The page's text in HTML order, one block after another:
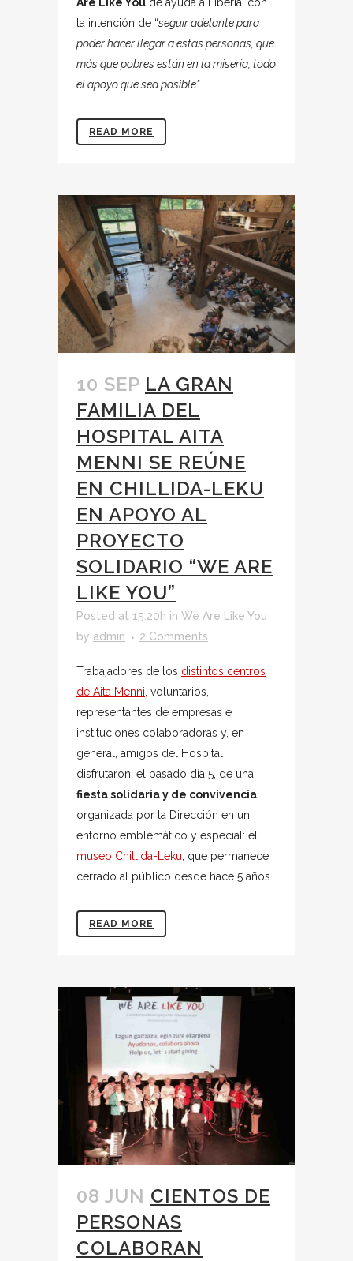
Are Like You de ayuda a Liberia. con
la intención de “seguir adelante para
poder hacer llegar a estas personas, que
más que pobres están en la miseria, todo
el apoyo que sea posible".
READ MORE
10 SEP LA GRAN
FAMILIA DEL
HOSPITAL AITA
MENNI SE REÚNE
EN CHILLIDA-LEKU
EN APOYO AL
PROYECTO
SOLIDARIO “WE ARE
LIKE YOU”
Posted at 15:20h in We Are Like You
by admin 2 Comments
Trabajadores de los distintos centros
de Aita Menni, voluntarios,
representantes de empresas e
instituciones colaboradoras y, en
general, amigos del Hospital
disfrutaron, el pasado día 5, de una
fiesta solidaria y de convivencia
organizada por la Dirección en un
entorno emblemático y especial: el
museo Chillida-Leku, que permanece
cerrado al público desde hace 5 años.
READ MORE
08 JUN CIENTOS DE
PERSONAS
COLABORAN